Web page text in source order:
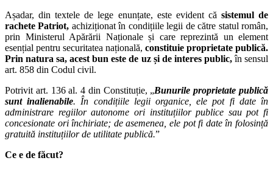
Așadar, din textele de lege enunțate, este evident că sistemul de
rachete Patriot, achiziționat în condițiile legii de către statul român,
prin Ministerul Apărării Naționale și care reprezintă un element
esențial pentru securitatea națională, constituie proprietate publică.
Prin natura sa, acest bun este de uz și de interes public,în sensul
art. 858 din Codul civil.
Potrivit art. 136 al. 4 din Constituție, „Bunurile proprietate publică
sunt inalienabile. În condițiile legii organice, ele pot fi date în
administrare regiilor autonome ori instituțiilor publice sau pot fi
concesionate ori închiriate; de asemenea, ele pot fi date în folosință
gratuită instituțiilor de utilitate publică.”
Ce e de făcut?